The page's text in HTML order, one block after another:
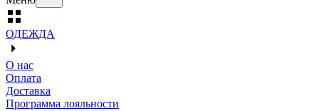
ОДЕЖДА
О нас
Оплата
Доставка
Программа лояльности